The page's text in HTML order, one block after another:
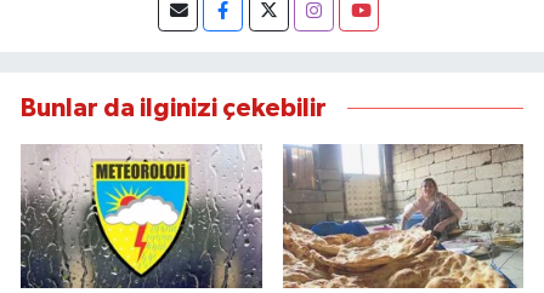
Bunlar da ilginizi çekebilir